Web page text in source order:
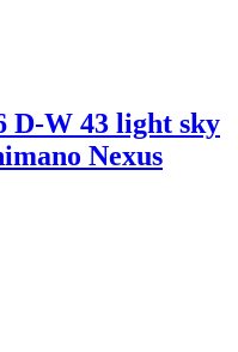
W 43 light sky
Nexus